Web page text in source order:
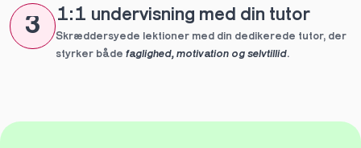
3 1:1 undervisning med din tutor
Skræddersyede lektioner med din dedikerede tutor, der
styrker både faglighed, motivation og selvtillid.